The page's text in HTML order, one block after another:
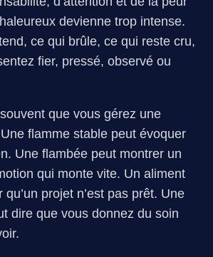
devienne trop intense.
ce qui brûle, ce qui reste cru,
fier, pressé, observé ou
que vous gérez une
flamme stable peut évoquer
Une flambée peut montrer un
qui monte vite. Un aliment
projet n’est pas prêt. Une
dire que vous donnez du soin